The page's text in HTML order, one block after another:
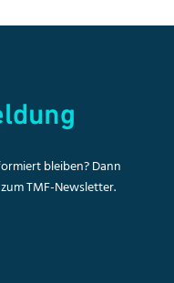
bleiben? Dann
TMF-Newsletter.